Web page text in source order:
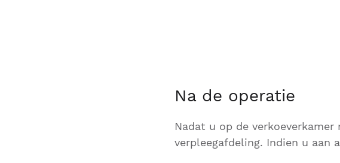
Na de operatie
Nadat u op de
verpleegafdeling. Indien u aan